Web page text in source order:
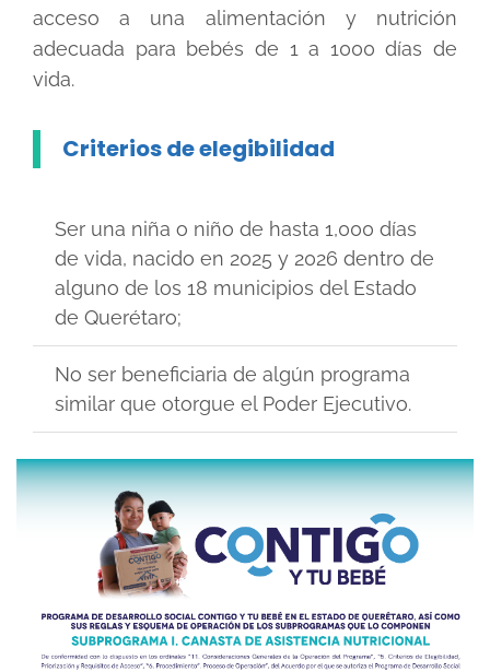
acceso a una alimentación y nutrición
adecuada para bebés de 1 a 1000 días de
vida.
Criterios de elegibilidad
Ser una niña o niño de hasta 1,000 días
de vida, nacido en 2025 y 2026 dentro de
alguno de los 18 municipios del Estado
de Querétaro;
No ser beneficiaria de algún programa
similar que otorgue el Poder Ejecutivo.